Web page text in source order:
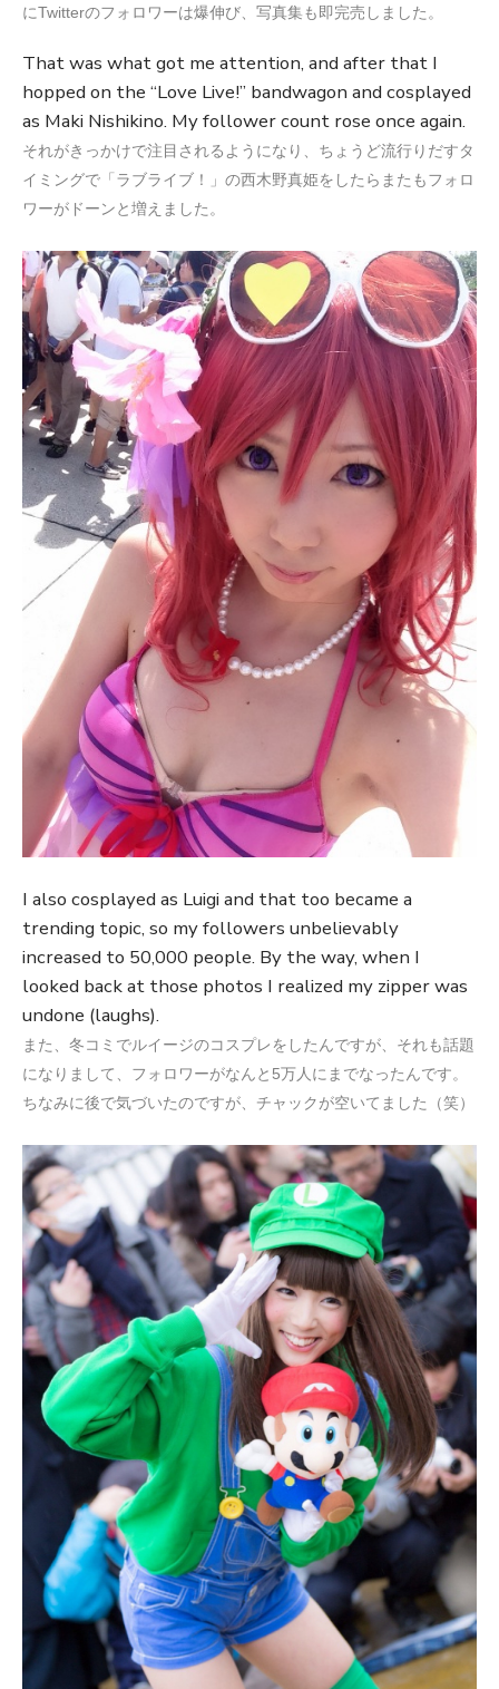
にTwitterのフォロワーは爆伸び、写真集も即完売しました。
That was what got me attention, and after that I
hopped on the “Love Live!” bandwagon and cosplayed
as Maki Nishikino. My follower count rose once again.
それがきっかけで注目されるようになり、ちょうど流行りだすタ
イミングで「ラブライブ！」の西木野真姫をしたらまたもフォロ
ワーがドーンと増えました。
I also cosplayed as Luigi and that too became a
trending topic, so my followers unbelievably
increased to 50,000 people. By the way, when I
looked back at those photos I realized my zipper was
undone (laughs).
また、冬コミでルイージのコスプレをしたんですが、それも話題
になりまして、フォロワーがなんと5万人にまでなったんです。
ちなみに後で気づいたのですが、チャックが空いてました（笑）